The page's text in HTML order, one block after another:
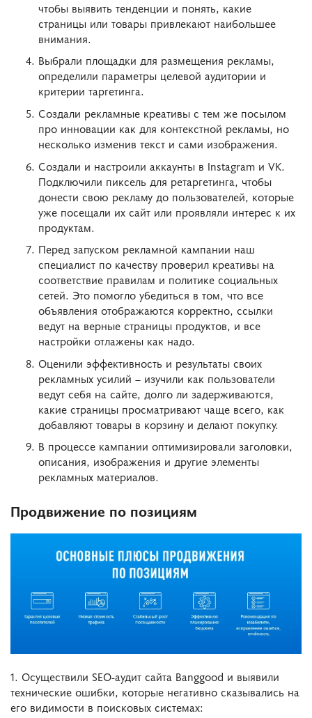
чтобы выявить тенденции и понять, какие
страницы или товары привлекают наибольшее
внимания.
Выбрали площадки для размещения рекламы,
определили параметры целевой аудитории и
критерии таргетинга.
Создали рекламные креативы с тем же посылом
про инновации как для контекстной рекламы, но
несколько изменив текст и сами изображения.
Создали и настроили аккаунты в Instagram и VK.
Подключили пиксель для ретаргетинга, чтобы
донести свою рекламу до пользователей, которые
уже посещали их сайт или проявляли интерес к их
продуктам.
Перед запуском рекламной кампании наш
специалист по качеству проверил креативы на
соответствие правилам и политике социальных
сетей. Это помогло убедиться в том, что все
объявления отображаются корректно, ссылки
ведут на верные страницы продуктов, и все
настройки отлажены как надо.
Оценили эффективность и результаты своих
рекламных усилий – изучили как пользователи
ведут себя на сайте, долго ли задерживаются,
какие страницы просматривают чаще всего, как
добавляют товары в корзину и делают покупку.
В процессе кампании оптимизировали заголовки,
описания, изображения и другие элементы
рекламных материалов.
Продвижение по позициям
1. Осуществили SEO-аудит сайта Banggood и выявили
технические ошибки, которые негативно сказывались на
его видимости в поисковых системах: